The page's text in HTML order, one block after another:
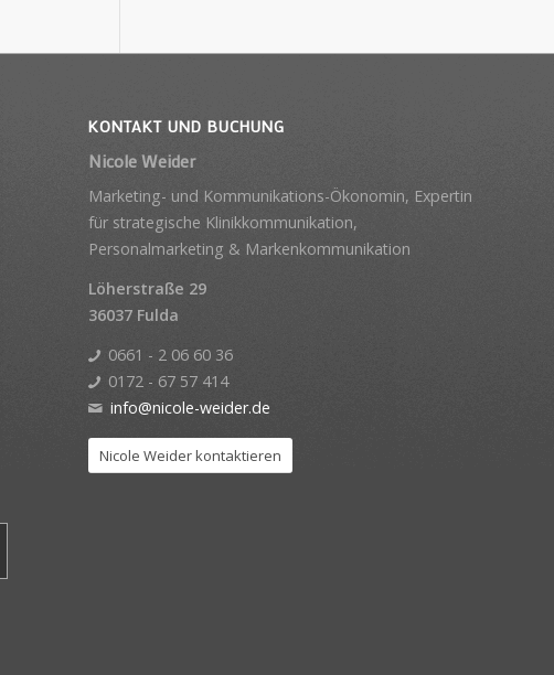
KONTAKT UND BUCHUNG
Nicole Weider
Marketing- und Kommunikations-Ökonomin, Expertin
für strategische Klinikkommunikation,
Personalmarketing & Markenkommunikation
Löherstraße 29
36037 Fulda
0661 - 2 06 60 36
0172 - 67 57 414
info@nicole-weider.de
Nicole Weider kontaktieren